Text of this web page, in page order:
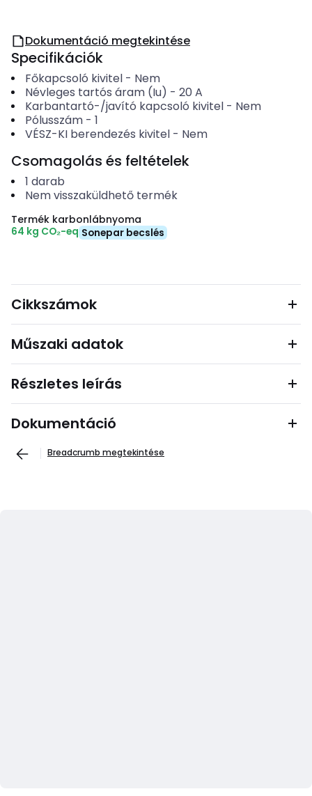
Dokumentáció megtekintése
Specifikációk
Főkapcsoló kivitel- Nem
Névleges tartós áram (Iu) - 20 A
Karbantartó-/javító kapcsoló kivitel- Nem
Pólusszám- 1
VÉSZ-KI berendezés kivitel- Nem
Csomagolás és feltételek
1 darab
Nem visszaküldhető termék
Termék karbonlábnyoma
64 kg CO₂-eq Sonepar becslés
Cikkszámok
Műszaki adatok
Részletes leírás
Dokumentáció
Breadcrumb megtekintése